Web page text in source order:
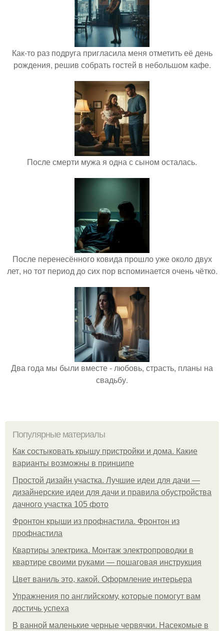
Как-то раз подруга пригласила меня отметить её день
рождения, решив собрать гостей в небольшом кафе.
После смерти мужа я одна с сыном осталась.
После перенесённого ковида прошло уже около двух
лет, но тот период до сих пор вспоминается очень чётко.
Два года мы были вместе - любовь, страсть, планы на
свадьбу.
Популярные материалы
Как состыковать крышу пристройки и дома. Какие
варианты возможны в принципе
Простой дизайн участка. Лучшие идеи для дачи —
дизайнерские идеи для дачи и правила обустройства
дачного участка 105 фото
Фронтон крыши из профнастила. Фронтон из
профнастила
Квартиры электрика. Монтаж электропроводки в
квартире своими руками — пошаговая инструкция
Цвет ваниль это, какой. Оформление интерьера
Упражнения по английскому, которые помогут вам
достичь успеха
В ванной маленькие черные червячки. Насекомые в